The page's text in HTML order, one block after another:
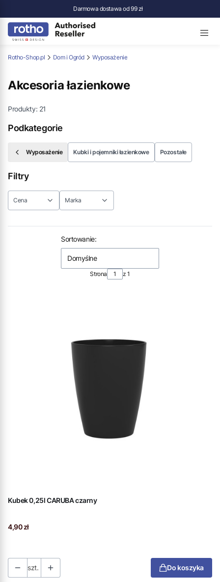
Darmowa dostawa od 99 zł
Rotho-Shop.pl Dom i Ogród Wyposażenie
Akcesoria łazienkowe
Produkty: 21
Podkategorie
Wyposażenie Kubki i pojemniki łazienkowe Pozostałe
Filtry
Cena Marka
Lista produktów
Sortowanie:
Domyślne
Strona z 1
Kubek 0,25l CARUBA czarny
Cena
4,90 zł
szt. Do koszyka